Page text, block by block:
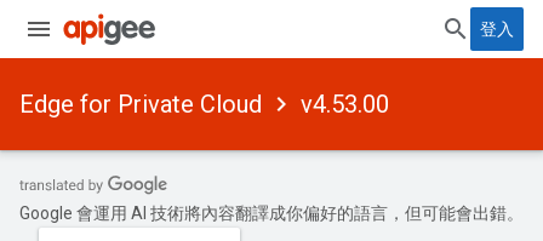
登入
Edge for Private Cloud v4.53.00
Google 會運用 AI 技術將內容翻譯成你偏好的語言，但可能會出錯。